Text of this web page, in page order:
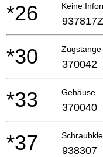
Keine
*26 937817Z
Zugstange
*30 370042
Gehäuse
*33 370040
*37 938307